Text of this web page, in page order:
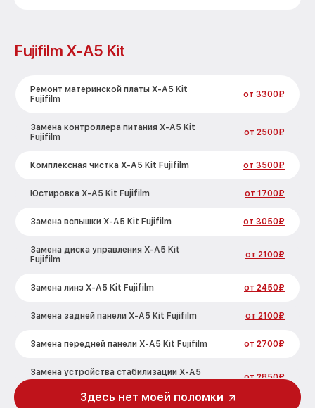
Fujifilm X-A5 Kit
Ремонт материнской платы X-A5 Kit
Fujifilm
от 3300₽
Замена контроллера питания X-A5 Kit
Fujifilm
от 2500₽
Комплексная чистка X-A5 Kit Fujifilm от 3500₽
Юстировка X-A5 Kit Fujifilm от 1700₽
Замена вспышки X-A5 Kit Fujifilm от 3050₽
Замена диска управления X-A5 Kit
Fujifilm
от 2100₽
Замена линз X-A5 Kit Fujifilm от 2450₽
Замена задней панели X-A5 Kit Fujifilm от 2100₽
Замена передней панели X-A5 Kit Fujifilm от 2700₽
Замена устройства стабилизации X-A5
Kit Fujifilm
от 2850₽
Здесь нет моей поломки